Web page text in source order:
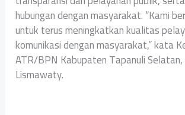
hubungan dengan masyarakat. “Kami
untuk terus meningkatkan kualitas
komunikasi dengan masyarakat,” kata
ATR/BPN Kabupaten Tapanuli
Lismawaty.